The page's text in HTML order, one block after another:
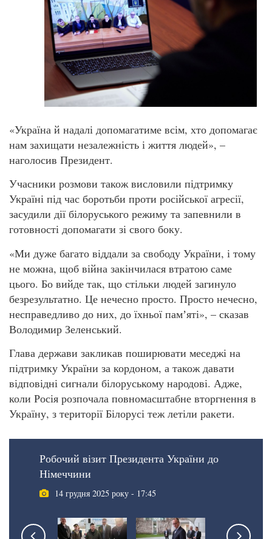
«Україна й надалі допомагатиме всім, хто допомагає
нам захищати незалежність і життя людей», –
наголосив Президент.
Учасники розмови також висловили підтримку
Україні під час боротьби проти російської агресії,
засудили дії білоруського режиму та запевнили в
готовності допомагати зі свого боку.
«Ми дуже багато віддали за свободу України, і тому
не можна, щоб війна закінчилася втратою саме
цього. Бо вийде так, що стільки людей загинуло
безрезультатно. Це нечесно просто. Просто нечесно,
несправедливо до них, до їхньої памʼяті», – сказав
Володимир Зеленський.
Глава держави закликав поширювати меседжі на
підтримку України за кордоном, а також давати
відповідні сигнали білоруському народові. Адже,
коли Росія розпочала повномасштабне вторгнення в
Україну, з території Білорусі теж летіли ракети.
Робочий візит Президента України до
Німеччини
14 грудня 2025 року - 17:45